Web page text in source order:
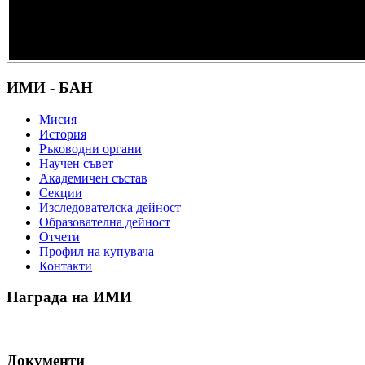
наследство” -
DiPP2017
ИМИ - БАН
Мисия
История
Ръководни органи
Научен съвет
Академичен състав
Секции
Изследователска дейност
Образователна дейност
Отчети
Профил на купувача
Контакти
Награда на ИМИ
Документи